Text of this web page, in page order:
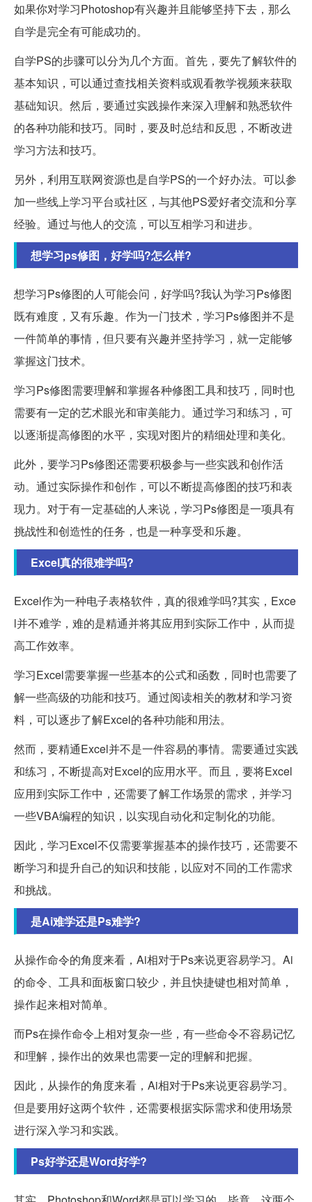
如果你对学习Photoshop有兴趣并且能够坚持下去，那么
自学是完全有可能成功的。
自学PS的步骤可以分为几个方面。首先，要先了解软件的
基本知识，可以通过查找相关资料或观看教学视频来获取
基础知识。然后，要通过实践操作来深入理解和熟悉软件
的各种功能和技巧。同时，要及时总结和反思，不断改进
学习方法和技巧。
另外，利用互联网资源也是自学PS的一个好办法。可以参
加一些线上学习平台或社区，与其他PS爱好者交流和分享
经验。通过与他人的交流，可以互相学习和进步。
想学习ps修图，好学吗?怎么样?
想学习Ps修图的人可能会问，好学吗?我认为学习Ps修图
既有难度，又有乐趣。作为一门技术，学习Ps修图并不是
一件简单的事情，但只要有兴趣并坚持学习，就一定能够
掌握这门技术。
学习Ps修图需要理解和掌握各种修图工具和技巧，同时也
需要有一定的艺术眼光和审美能力。通过学习和练习，可
以逐渐提高修图的水平，实现对图片的精细处理和美化。
此外，要学习Ps修图还需要积极参与一些实践和创作活
动。通过实际操作和创作，可以不断提高修图的技巧和表
现力。对于有一定基础的人来说，学习Ps修图是一项具有
挑战性和创造性的任务，也是一种享受和乐趣。
Excel真的很难学吗?
Excel作为一种电子表格软件，真的很难学吗?其实，Exce
l并不难学，难的是精通并将其应用到实际工作中，从而提
高工作效率。
学习Excel需要掌握一些基本的公式和函数，同时也需要了
解一些高级的功能和技巧。通过阅读相关的教材和学习资
料，可以逐步了解Excel的各种功能和用法。
然而，要精通Excel并不是一件容易的事情。需要通过实践
和练习，不断提高对Excel的应用水平。而且，要将Excel
应用到实际工作中，还需要了解工作场景的需求，并学习
一些VBA编程的知识，以实现自动化和定制化的功能。
因此，学习Excel不仅需要掌握基本的操作技巧，还需要不
断学习和提升自己的知识和技能，以应对不同的工作需求
和挑战。
是Ai难学还是Ps难学?
从操作命令的角度来看，Ai相对于Ps来说更容易学习。Ai
的命令、工具和面板窗口较少，并且快捷键也相对简单，
操作起来相对简单。
而Ps在操作命令上相对复杂一些，有一些命令不容易记忆
和理解，操作出的效果也需要一定的理解和把握。
因此，从操作的角度来看，Ai相对于Ps来说更容易学习。
但是要用好这两个软件，还需要根据实际需求和使用场景
进行深入学习和实践。
Ps好学还是Word好学?